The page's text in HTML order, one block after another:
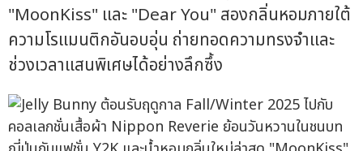
"MoonKiss" และ "Dear You" สองกลิ่นหอมภายใต้
ความโรแมนติกอันอบอุ่น ถ่ายทอดความทรงจำและ
ช่วงเวลาแสนพิเศษได้อย่างลึกซึ้ง